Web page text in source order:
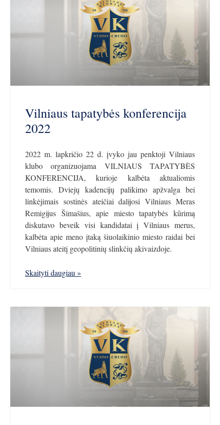
Vilniaus tapatybės konferencija
2022
2022 m. lapkričio 22 d. įvyko jau penktoji Vilniaus
klubo organizuojama VILNIAUS TAPATYBĖS
KONFERENCIJA, kurioje kalbėta aktualiomis
temomis. Dviejų kadencijų palikimo apžvalga bei
linkėjimais sostinės ateičiai dalijosi Vilniaus Meras
Remigijus Šimašius, apie miesto tapatybės kūrimą
diskutavo beveik visi kandidatai į Vilniaus merus,
kalbėta apie meno įtaką šiuolaikinio miesto raidai bei
Vilniaus ateitį geopolitinių slinkčių akivaizdoje.
Skaityti daugiau »